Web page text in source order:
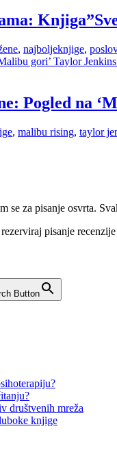
, najboljeknjige,
Pogled na
, malibu rising, taylor
se za pisanje osvrta.
pisanje
Button
društvenih mreža
knjige